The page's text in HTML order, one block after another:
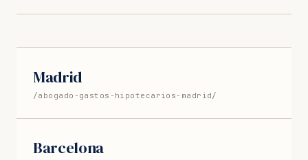
Madrid
/abogado-gastos-hipotecarios-madrid/
Barcelona